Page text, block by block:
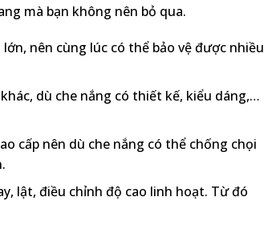
mà bạn không nên bỏ qua.
nên cùng lúc có thể bảo vệ được nhiều
dù che nắng có thiết kế, kiểu dáng,…
cấp nên dù che nắng có thể chống chọi
lật, điều chỉnh độ cao linh hoạt. Từ đó